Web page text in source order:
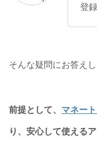
登
そんな疑問にお答えし
前提として、 マネー
り、安心して使える